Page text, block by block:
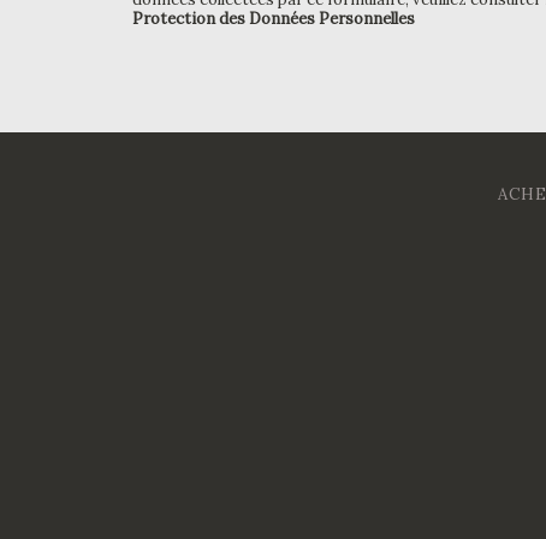
Protection des Données Personnelles